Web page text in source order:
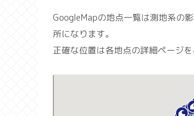
GoogleMapの地点一覧は測地系の
所になります。
正確な位置は各地点の詳細ページを